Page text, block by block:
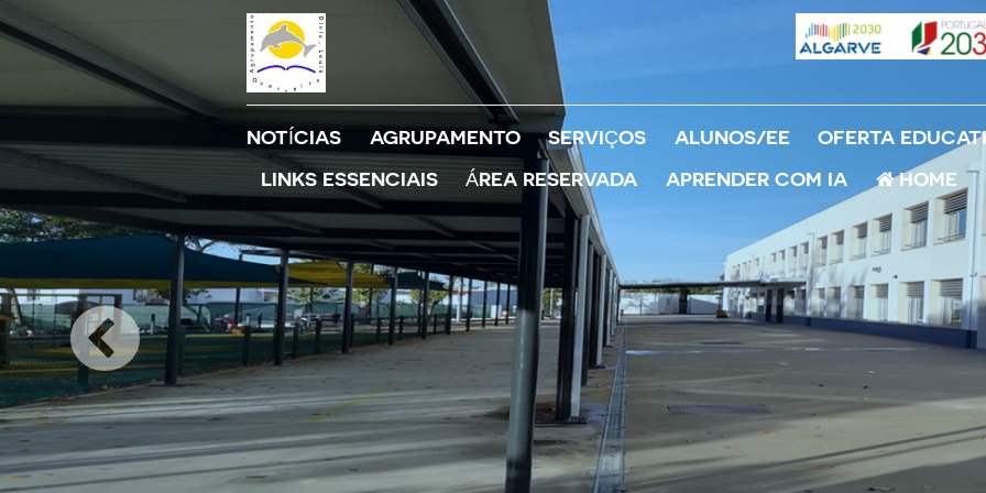
NOTÍCIAS AGRUPAMENTO SERVIÇOS ALUNOS/EE
OFERTA
LINKS ESSENCIAIS
ÁREA RESERVADA APRENDER COM IA HOME